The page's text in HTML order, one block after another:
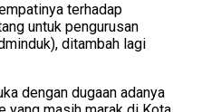
terhadap
untuk pengurusan
ditambah lagi
dengan dugaan adanya